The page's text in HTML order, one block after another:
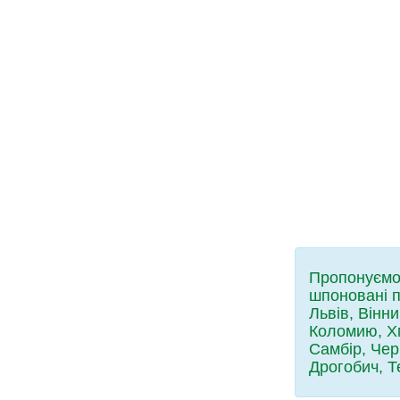
шпоновані
Львів,
Коломию,
Самбір,
Дрогобич,